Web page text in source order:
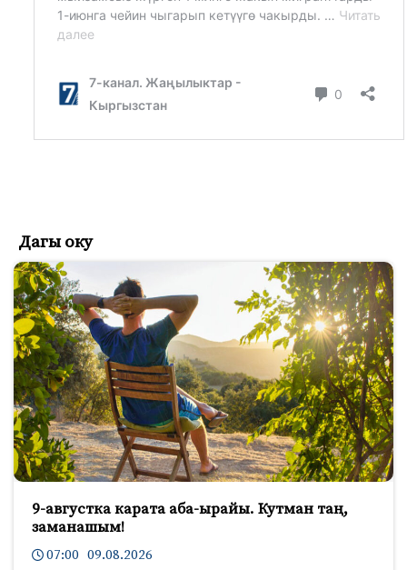
Дагы оку
9-августка карата аба-ырайы. Кутман таң,
заманашым!
07:00 09.08.2026